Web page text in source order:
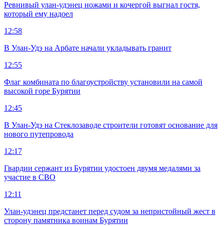
Ревнивый улан-удэнец ножами и кочергой выгнал гостя,
который ему надоел
12:58
В Улан-Удэ на Арбате начали укладывать гранит
12:55
Флаг комбината по благоустройству установили на самой
высокой горе Бурятии
12:45
В Улан-Удэ на Стеклозаводе строители готовят основание для
нового путепровода
12:17
Гвардии сержант из Бурятии удостоен двумя медалями за
участие в СВО
12:11
Улан-удэнец предстанет перед судом за непристойный жест в
сторону памятника воинам Бурятии